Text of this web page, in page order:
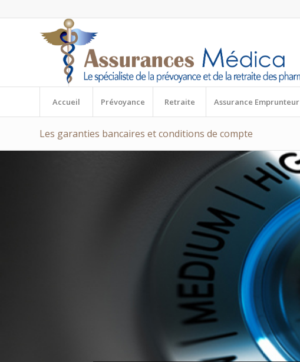
Accueil Prévoyance Retraite Assurance Emprunteur
Les garanties bancaires et conditions de compte